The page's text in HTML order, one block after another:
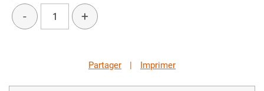
- +
Partager | Imprimer